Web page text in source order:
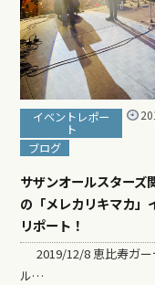
イベントレポー
ト
ブログ
サザンオールスターズ
の「メレカリキマカ」
リポート！
2019/12/8 恵比寿ガー
ル…